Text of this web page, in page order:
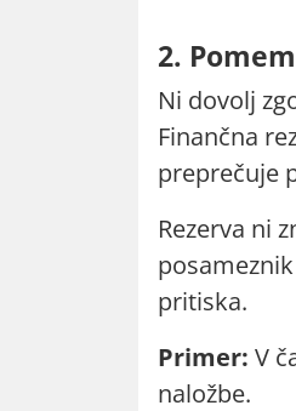
2.
Ni dovolj
Finančna
preprečuje
Rezerva ni
pritiska.
Primer: V
naložbe.